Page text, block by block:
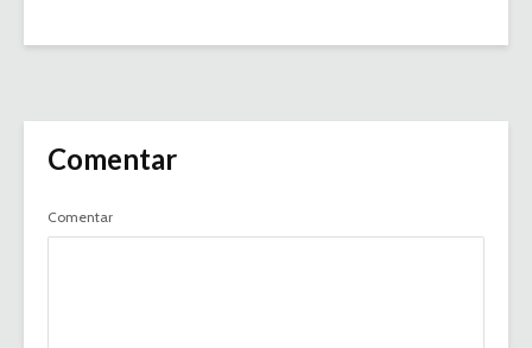
Comentar
Comentar